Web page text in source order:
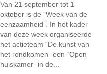
Van 21 september tot 1
oktober is de “Week van de
eenzaamheid”. In het kader
van deze week organiseerde
het actieteam “De kunst van
het rondkomen” een “Open
huiskamer” in de...